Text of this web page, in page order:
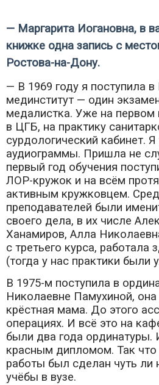
— Маргарита Иогановна, в
книжке одна запись с
Ростова-на-Дону.
— В 1969 году я поступила в
мединститут — один
медалистка. Уже на первом
в ЦГБ, на практику
сурдологический кабинет.
аудиограммы. Пришла не
первый год обучения
ЛОР-кружок и на всём
активным кружковцем.
преподавателей были
своего дела, в их числе
Ханамиров, Алла
с третьего курса, работала
(тогда у нас практики были
В 1975-м поступила в
Николаевне Памухиной,
крёстная мама. До этого
операциях. И всё это на
были два года ординатуры.
красным дипломом. Так
работы был сделан чуть ли
учёбы в вузе.